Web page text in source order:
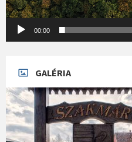
00:00
GALÉRIA